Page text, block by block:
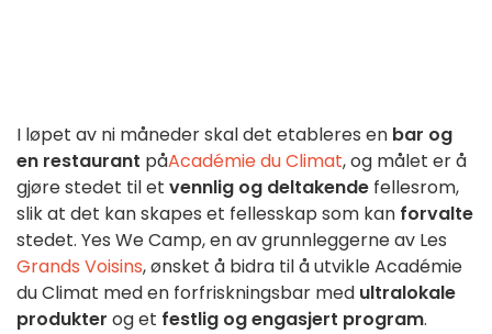
I løpet av ni måneder skal det etableres en bar og
en restaurant påAcadémie du Climat, og målet er å
gjøre stedet til et vennlig og deltakende fellesrom,
slik at det kan skapes et fellesskap som kan forvalte
stedet. Yes We Camp, en av grunnleggerne av Les
Grands Voisins, ønsket å bidra til å utvikle Académie
du Climat med en forfriskningsbar med ultralokale
produkter og et festlig og engasjert program.